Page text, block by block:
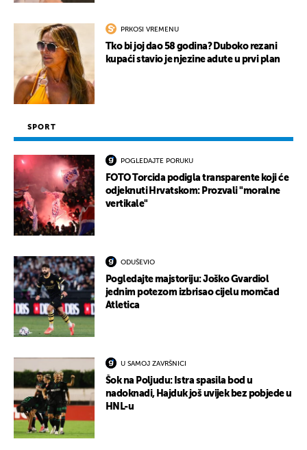
PRKOSI VREMENU
Tko bi joj dao 58 godina? Duboko rezani
kupaći stavio je njezine adute u prvi plan
SPORT
POGLEDAJTE PORUKU
FOTO Torcida podigla transparente koji će
odjeknuti Hrvatskom: Prozvali "moralne
vertikale"
ODUŠEVIO
Pogledajte majstoriju: Joško Gvardiol
jednim potezom izbrisao cijelu momčad
Atletica
U SAMOJ ZAVRŠNICI
Šok na Poljudu: Istra spasila bod u
nadoknadi, Hajduk još uvijek bez pobjede u
HNL-u